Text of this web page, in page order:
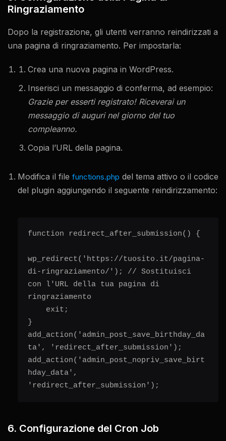
Ringraziamento
Dopo la registrazione, gli utenti verranno reindirizzati a
una pagina di ringraziamento. Per impostarla:
Crea una nuova pagina in WordPress.
Inserisci un messaggio di conferma, ad esempio:
Grazie per esserti registrato! Riceverai un
messaggio di auguri nel giorno del tuo
compleanno.
Copia l’URL della pagina.
Modifica il file functions.php del tema attivo o il codice
del plugin aggiungendo il seguente reindirizzamento:
function redirect_after_submission() {
wp_redirect('https://tuosito.it/pagina-
di-ringraziamento/'); // Sostituisci
con l'URL della tua pagina di
ringraziamento
}
add_action('admin_post_save_birthday_da
ta', 'redirect_after_submission');
add_action('admin_post_nopriv_save_birt
hday_data',
'redirect_after_submission');
6. Configurazione del Cron Job